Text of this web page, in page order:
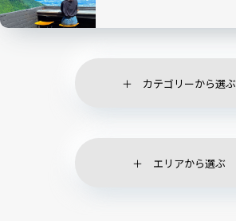
カテゴリーから選ぶ
エリアから選ぶ